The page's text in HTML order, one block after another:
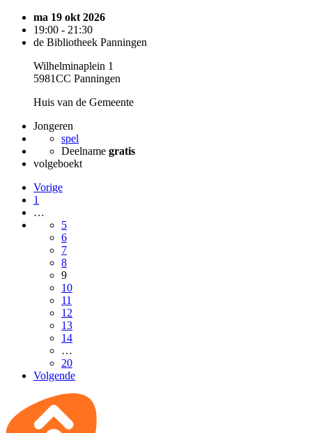
ma 19 okt 2026
19:00 - 21:30
de Bibliotheek Panningen
Wilhelminaplein 1
5981CC Panningen
Huis van de Gemeente
Jongeren
spel
Deelname gratis
volgeboekt
Vorige
1
…
5
6
7
8
9
10
11
12
13
14
…
20
Volgende